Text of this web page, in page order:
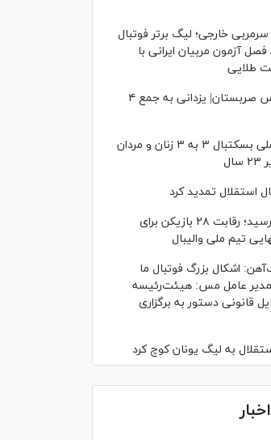
خارجی؛ لیگ برتر فوتبال
آزمون مربیان ایرانی با
طلایی
تور جهانی تنیس صربستان| یزدانی به جمع ۴
اعزام تیم‌های ملی بسکتبال ۳ به ۳ زنان و مردان
استقلال تمدید کرد
پیاتزا به تهران رسید؛ رقابت ۲۸ بازیکن برای
تیم ملی والیبال
اشکال بزرگ فوتبال ما
عامل مس: هیئت‌رئیسه
قانونی دستور به برگزاری
به لیگ یونان کوچ کرد